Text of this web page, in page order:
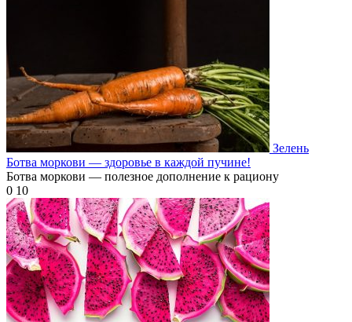
Зелень
Ботва моркови — здоровье в каждой пучине!
Ботва моркови — полезное дополнение к рациону
0 10